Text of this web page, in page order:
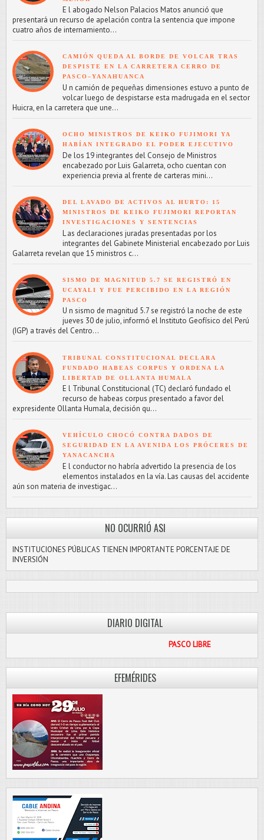
E l abogado Nelson Palacios Matos anunció que
presentará un recurso de apelación contra la sentencia que impone
cuatro años de internamiento...
CAMIÓN QUEDA AL BORDE DE VOLCAR TRAS
DESPISTE EN LA CARRETERA CERRO DE
PASCO–YANAHUANCA
U n camión de pequeñas dimensiones estuvo a punto de
volcar luego de despistarse esta madrugada en el sector
Huicra, en la carretera que une...
OCHO MINISTROS DE KEIKO FUJIMORI YA
HABÍAN INTEGRADO EL PODER EJECUTIVO
De los 19 integrantes del Consejo de Ministros
encabezado por Luis Galarreta, ocho cuentan con
experiencia previa al frente de carteras mini...
DEL LAVADO DE ACTIVOS AL HURTO: 15
MINISTROS DE KEIKO FUJIMORI REPORTAN
INVESTIGACIONES Y SENTENCIAS
L as declaraciones juradas presentadas por los
integrantes del Gabinete Ministerial encabezado por Luis
Galarreta revelan que 15 ministros c...
SISMO DE MAGNITUD 5.7 SE REGISTRÓ EN
UCAYALI Y FUE PERCIBIDO EN LA REGIÓN
PASCO
U n sismo de magnitud 5.7 se registró la noche de este
jueves 30 de julio, informó el Instituto Geofísico del Perú
(IGP) a través del Centro...
TRIBUNAL CONSTITUCIONAL DECLARA
FUNDADO HABEAS CORPUS Y ORDENA LA
LIBERTAD DE OLLANTA HUMALA
E l Tribunal Constitucional (TC) declaró fundado el
recurso de habeas corpus presentado a favor del
expresidente Ollanta Humala, decisión qu...
VEHÍCULO CHOCÓ CONTRA DADOS DE
SEGURIDAD EN LA AVENIDA LOS PRÓCERES DE
YANACANCHA
E l conductor no habría advertido la presencia de los
elementos instalados en la vía. Las causas del accidente
aún son materia de investigac...
NO OCURRIÓ ASI
INSTITUCIONES PÚBLICAS TIENEN IMPORTANTE PORCENTAJE DE
INVERSIÓN
DIARIO DIGITAL
PASCO LIBRE
EFEMÉRIDES